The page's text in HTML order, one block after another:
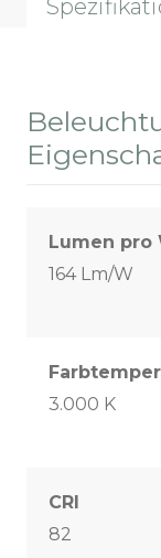
Lumen pro
164 Lm/W
3.000 K
CRI
82